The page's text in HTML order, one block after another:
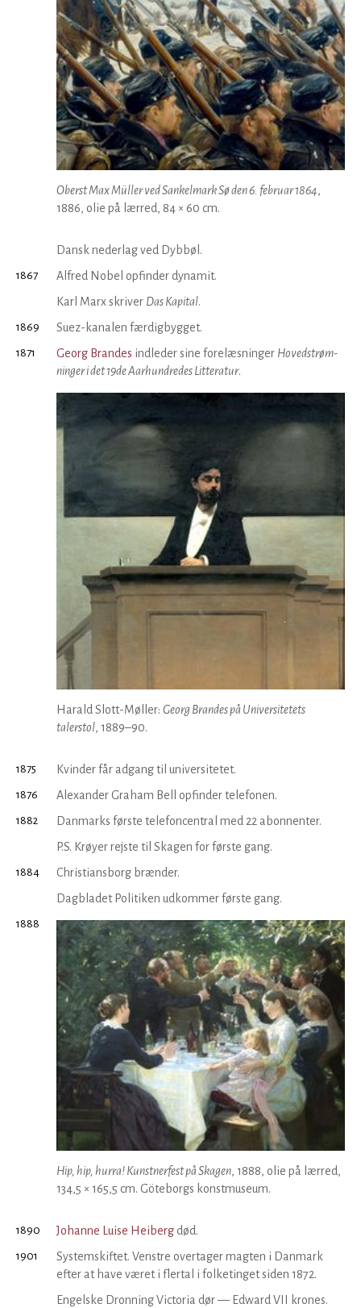
Oberst Max Müller ved Sankelmark Sø den 6. februar 1864,
1886, olie på lærred, 84 × 60 cm.
Dansk nederlag ved Dybbøl.
1867
Alfred Nobel opfinder dynamit.
Karl Marx skriver Das Kapital.
1869 Suez-kanalen færdigbygget.
1871 Georg Brandes indleder sine fore­læsninger Hoved­strøm­
ning­er i det 19de Aarhundredes Litteratur.
Harald Slott-Møller: Georg Brandes på Universitetets
talerstol, 1889–90.
1875 Kvinder får adgang til universi­tetet.
1876 Alexander Graham Bell opfinder telefonen.
1882
Danmarks første telefoncentral med 22 abonnenter.
P.S. Krøyer rejste til Skagen for første gang.
1884
Christiansborg brænder.
Dagbladet Politiken udkommer første gang.
1888
Hip, hip, hurra! Kunstnerfest på Skagen, 1888, olie på lærred,
134,5 × 165,5 cm. Göteborgs konstmuseum.
1890 Johanne Luise Heiberg død.
1901
Systemskiftet. Venstre overtager magten i Danmark
efter at have været i flertal i folketinget siden 1872.
Engelske Dronning Victoria dør — Edward VII krones.